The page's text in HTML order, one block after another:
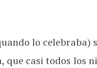
lo celebraba)
que casi todos los